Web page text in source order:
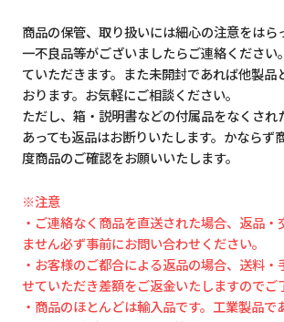
商品の保管、取り扱いには細心の注意をはら
一不良品等がございましたらご連絡ください
ていただきます。また未開封であれば他製品
おります。お気軽にご相談ください。
ただし、箱・説明書などの付属品をなくされ
あっても返品はお断りいたします。かならず
度商品のご確認をお願いいたします。
※注意
・ご連絡なく商品を直送された場合、返品・
ません必ず事前にお問い合わせください。
・お客様のご都合による返品の場合、送料
せていただき差額をご返金いたしますのでご
・商品のほとんどは輸入品です。工業製品で